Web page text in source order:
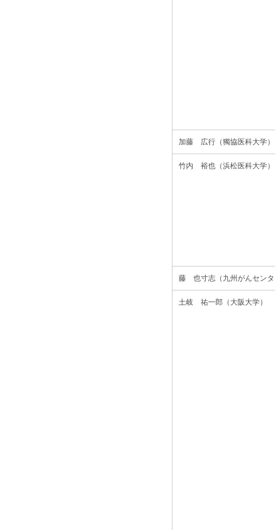
加藤 広行（獨協医科大学）
竹内 裕也（浜松医科大学）
藤 也寸志（九州がんセン
土岐 祐一郎（大阪大学）